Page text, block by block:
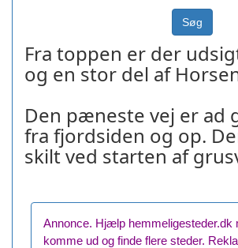
Fra toppen er der
og en stor del af
Den pæneste vej er ad
fra fjordsiden og op.
skilt ved starten af
Annonce. Hjælp hemmeligesteder.dk
komme ud og finde flere steder.